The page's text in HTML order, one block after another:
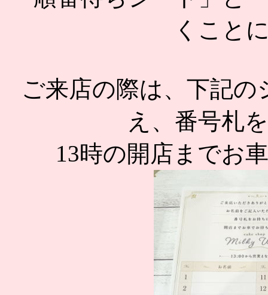
くこと
ご来店の際は、下記
え、番号札
13時の開店までお